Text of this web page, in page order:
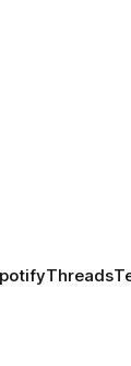
Threads